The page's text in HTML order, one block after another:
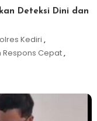
Deteksi Dini dan
Kediri ,
Respons Cepat,